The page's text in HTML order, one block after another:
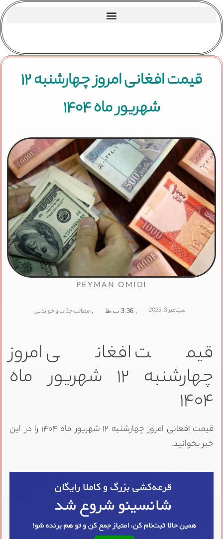
قیمت افغانی امروز چهارشنبه ۱۲
شهریور ماه ۱۴۰۴
PEYMAN OMIDI
سپتامبر 3, 2025 , 3:36 ب.ظ مطالب جذاب و خواندنی
قیمت افغانی امروز
چهارشنبه ۱۲ شهریور ماه
۱۴۰۴
قیمت افعانی امروز چهارشنبه ۱۲ شهریور ماه ۱۴۰۴ را در این
خبر بخوانید.